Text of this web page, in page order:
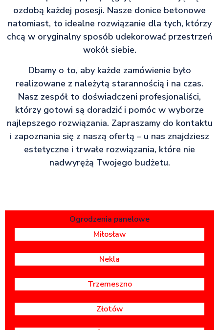
ozdobą każdej posesji. Nasze donice betonowe
natomiast, to idealne rozwiązanie dla tych, którzy
chcą w oryginalny sposób udekorować przestrzeń
wokół siebie.
Dbamy o to, aby każde zamówienie było
realizowane z należytą starannością i na czas.
Nasz zespół to doświadczeni profesjonaliści,
którzy gotowi są doradzić i pomóc w wyborze
najlepszego rozwiązania. Zapraszamy do kontaktu
i zapoznania się z naszą ofertą – u nas znajdziesz
estetyczne i trwałe rozwiązania, które nie
nadwyrężą Twojego budżetu.
Ogrodzenia panelowe
Miłosław
Nekla
Trzemeszno
Złotów